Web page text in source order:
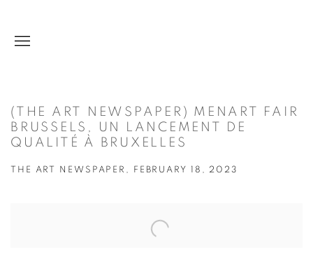
(THE ART NEWSPAPER) MENART FAIR
BRUSSELS, UN LANCEMENT DE
QUALITÉ À BRUXELLES
THE ART NEWSPAPER, FEBRUARY 18, 2023